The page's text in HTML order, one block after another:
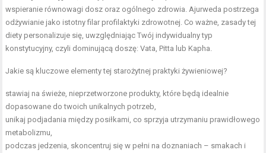
wspieranie równowagi dosz oraz ogólnego zdrowia. Ajurweda postrzega
odżywianie jako istotny filar profilaktyki zdrowotnej. Co ważne, zasady tej
diety personalizuje się, uwzględniając Twój indywidualny typ
konstytucyjny, czyli dominującą doszę: Vata, Pitta lub Kapha.
Jakie są kluczowe elementy tej starożytnej praktyki żywieniowej?
stawiaj na świeże, nieprzetworzone produkty, które będą idealnie
dopasowane do twoich unikalnych potrzeb,
unikaj podjadania między posiłkami, co sprzyja utrzymaniu prawidłowego
metabolizmu,
podczas jedzenia, skoncentruj się w pełni na doznaniach – smakach i